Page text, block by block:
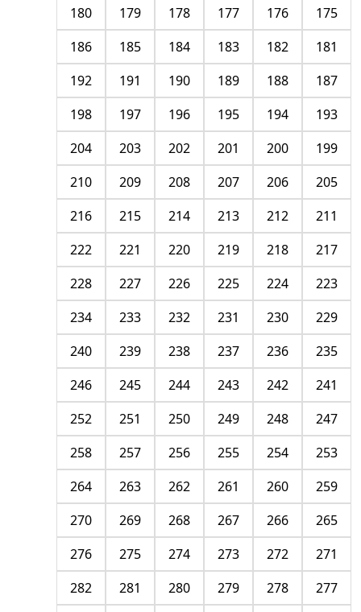
175
176
177
178
179
180
181
182
183
184
185
186
187
188
189
190
191
192
193
194
195
196
197
198
199
200
201
202
203
204
205
206
207
208
209
210
211
212
213
214
215
216
217
218
219
220
221
222
223
224
225
226
227
228
229
230
231
232
233
234
235
236
237
238
239
240
241
242
243
244
245
246
247
248
249
250
251
252
253
254
255
256
257
258
259
260
261
262
263
264
265
266
267
268
269
270
271
272
273
274
275
276
277
278
279
280
281
282